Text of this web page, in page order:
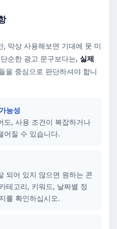
막상 사용해보면 기대에 못 미
순한 광고 문구보다는, 실제
을 중심으로 판단하셔야 합니
능성
도, 사용 조건이 복잡하거나
어질 수 있습니다.
되어 있지 않으면 원하는 콘
테고리, 키워드, 날짜별 정
를 확인하십시오.